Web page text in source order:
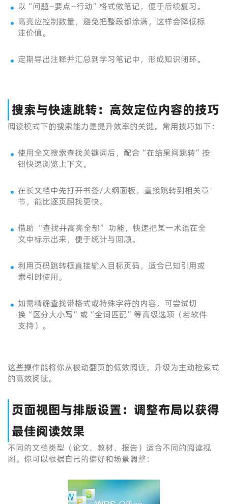
以“问题—要点—行动”格式做笔记，便于后续复习。
高亮应控制数量，避免把整段都涂满，这样会降低标
注价值。
定期导出注释并汇总到学习笔记中，形成知识闭环。
搜索与快速跳转：高效定位内容的技巧
阅读模式下的搜索能力是提升效率的关键。常用技巧如下：
使用全文搜索查找关键词后，配合“在结果间跳转”按
钮快速浏览上下文。
在长文档中先打开书签/大纲面板，直接跳转到相关章
节，能比逐页翻找更快。
借助 “查找并高亮全部” 功能，快速把某一术语在全
文中标示出来，便于统计与回顾。
利用页码跳转框直接输入目标页码，适合已知引用或
索引时使用。
如需精确查找带格式或特殊字符的内容，可尝试切
换“区分大小写”或“全词匹配”等高级选项（若软件
支持）。
这些操作能将你从被动翻页的低效阅读，升级为主动检索式
的高效阅读。
页面视图与排版设置：调整布局以获得
最佳阅读效果
不同的文档类型（论文、教材、报告）适合不同的阅读视
图。你可以根据自己的偏好和场景调整：